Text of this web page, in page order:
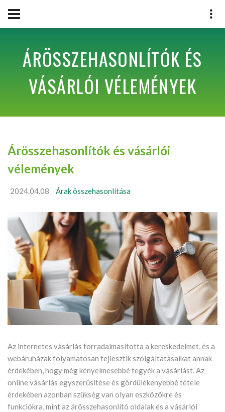
ÁRÖSSZEHASONLÍTÓK ÉS
VÁSÁRLÓI VÉLEMÉNYEK
Árösszehasonlítók és vásárlói
vélemények
2024.04.08 Árak összehasonlítása
Az internetes vásárlás forradalmasította a kereskedelmet, és a
webáruházak folyamatosan fejlesztik szolgáltatásaikat annak
érdekében, hogy még kényelmesebbé tegyék a vásárlást. Az
online vásárlás egyszerűsítése és gördülékenyebbé tétele
érdekében azonban szükség van olyan eszközökre és
funkciókra, mint az árösszehasonlító oldalak és a vásárlói